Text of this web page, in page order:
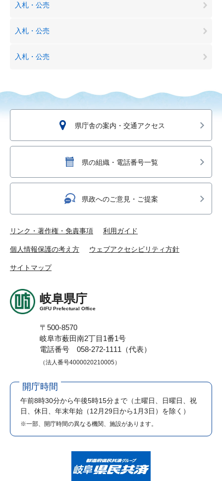
入札・公売
入札・公売
入札・公売
県庁舎の案内・交通アクセス
県の組織・電話番号一覧
県政へのご意見・ご提案
リンク・著作権・免責事項 利用ガイド
個人情報保護の考え方 ウェブアクセシビリティ方針
サイトマップ
岐阜県庁
GIFU Prefectural Office
〒500-8570
岐阜市薮田南2丁目1番1号
電話番号 058-272-1111（代表）
（法人番号4000020210005）
開庁時間
午前8時30分から午後5時15分まで （土曜日、日曜日、祝
日、休日、年末年始（12月29日から1月3日）を除く）
※一部、開庁時間の異なる機関、施設があります。